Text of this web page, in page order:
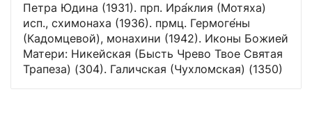
Петра Юдина (1931). прп. Ира́клия (Мотяха)
исп., схимонаха (1936). прмц. Гермоге́ны
(Кадомцевой), монахини (1942). Иконы Божией
Матери: Никейская (Бысть Чрево Твое Святая
Трапеза) (304). Галичская (Чухломская) (1350)